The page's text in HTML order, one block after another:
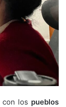
con los pueblos